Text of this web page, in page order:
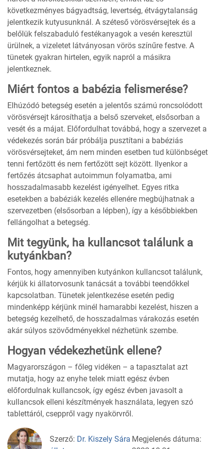
következményes bágyadtság, levertség, étvágytalanság
jelentkezik kutyusunknál. A széteső vörösvérsejtek és a
belőlük felszabaduló festékanyagok a vesén keresztül
ürülnek, a vizeletet látványosan vörös színűre festve. A
tünetek gyakran hirtelen, egyik napról a másikra
jelentkeznek.
Miért fontos a babézia felismerése?
Elhúzódó betegség esetén a jelentős számú roncsolódott
vörösvérsejt károsíthatja a belső szerveket, elsősorban a
vesét és a májat. Előfordulhat továbbá, hogy a szervezet a
védekezés során bár próbálja pusztítani a babéziás
vörösvérsejteket, ám nem minden esetben tud különbséget
tenni fertőzött és nem fertőzött sejt között. Ilyenkor a
fertőzés átcsaphat autoimmun folyamatba, ami
hosszadalmasabb kezelést igényelhet. Egyes ritka
esetekben a babéziák kezelés ellenére megbújhatnak a
szervezetben (elsősorban a lépben), így a későbbiekben
fellángolhat a betegség.
Mit tegyünk, ha kullancsot találunk a
kutyánkban?
Fontos, hogy amennyiben kutyánkon kullancsot találunk,
kérjük ki állatorvosunk tanácsát a további teendőkkel
kapcsolatban. Tünetek jelentkezése esetén pedig
mindenképp kérjünk minél hamarabbi kezelést, hiszen a
betegség kezelhető, de hosszadalmas várakozás esetén
akár súlyos szövődményekkel nézhetünk szembe.
Hogyan védekezhetünk ellene?
Magyarországon – főleg vidéken – a tapasztalat azt
mutatja, hogy az enyhe telek miatt egész évben
előfordulnak kullancsok, így egész évben javasolt a
kullancsok elleni készítmények használata, legyen szó
tablettáról, cseppről vagy nyakörvről.
Szerző: Dr. Kiszely Sára Megjelenés dátuma: